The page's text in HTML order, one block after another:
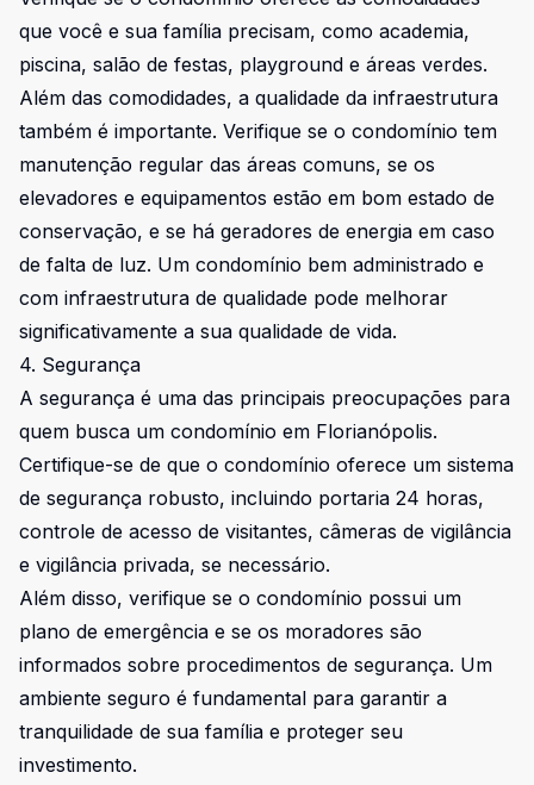
que você e sua família precisam, como academia,
piscina, salão de festas, playground e áreas verdes.
Além das comodidades, a qualidade da infraestrutura
também é importante. Verifique se o condomínio tem
manutenção regular das áreas comuns, se os
elevadores e equipamentos estão em bom estado de
conservação, e se há geradores de energia em caso
de falta de luz. Um condomínio bem administrado e
com infraestrutura de qualidade pode melhorar
significativamente a sua qualidade de vida.
4. Segurança
A segurança é uma das principais preocupações para
quem busca um condomínio em Florianópolis.
Certifique-se de que o condomínio oferece um sistema
de segurança robusto, incluindo portaria 24 horas,
controle de acesso de visitantes, câmeras de vigilância
e vigilância privada, se necessário.
Além disso, verifique se o condomínio possui um
plano de emergência e se os moradores são
informados sobre procedimentos de segurança. Um
ambiente seguro é fundamental para garantir a
tranquilidade de sua família e proteger seu
investimento.